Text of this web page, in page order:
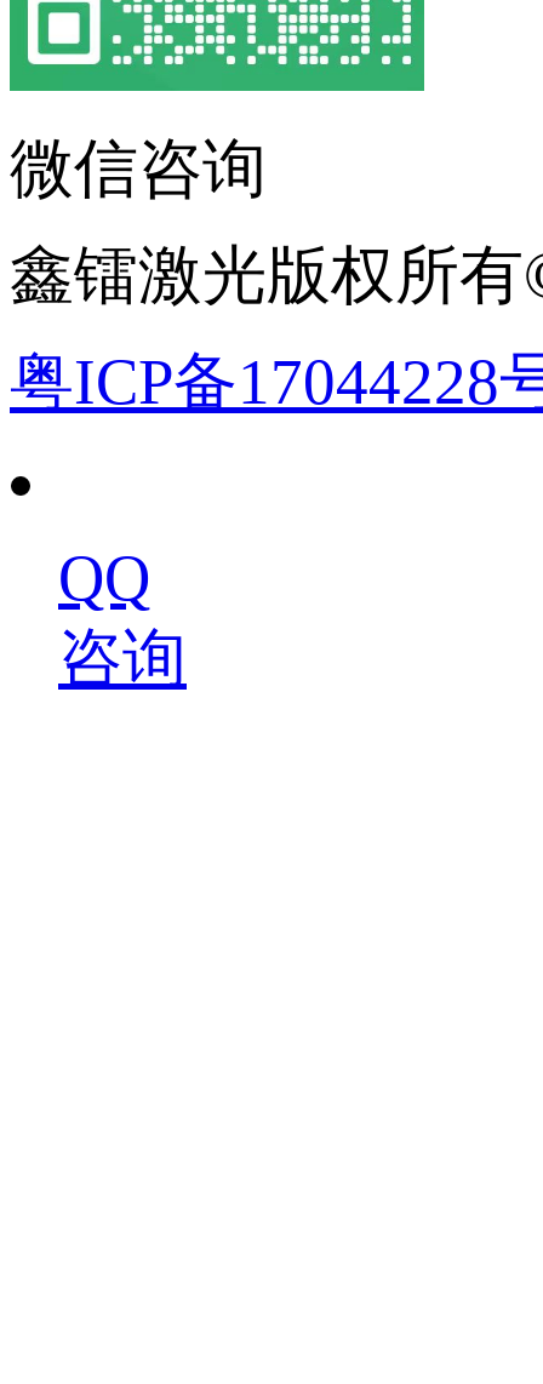
微信咨询
鑫镭激光版权所有
粤ICP备17044228
QQ
咨询